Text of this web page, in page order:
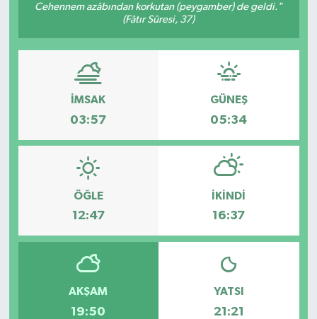
Cehennem azâbından korkutan (peygamber) de geldi."
(Fâtır Sûresi, 37)
İMSAK
03:57
GÜNEŞ
05:34
ÖĞLE
12:47
İKINDI
16:37
AKŞAM
19:50
YATSI
21:21
BİLİM VE TEKNOLOJİ
KÜLTÜR-SANAT
Magazin
ÖZEL HABER
POLİTİKA
SİYASET